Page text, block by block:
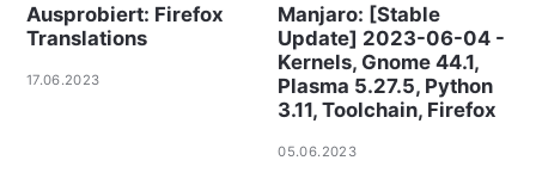
Ausprobiert: Firefox
Translations
17.06.2023
Manjaro: [Stable
Update] 2023-06-04 -
Kernels, Gnome 44.1,
Plasma 5.27.5, Python
3.11, Toolchain, Firefox
05.06.2023